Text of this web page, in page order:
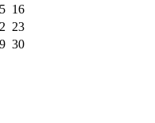
16
23
30